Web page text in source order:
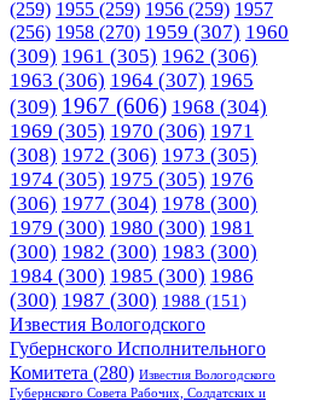
(259) 1955 (259) 1956 (259) 1957
(256) 1958 (270) 1959 (307) 1960
(309) 1961 (305) 1962 (306)
1963 (306) 1964 (307) 1965
(309) 1967 (606) 1968 (304)
1969 (305) 1970 (306) 1971
(308) 1972 (306) 1973 (305)
1974 (305) 1975 (305) 1976
(306) 1977 (304) 1978 (300)
1979 (300) 1980 (300) 1981
(300) 1982 (300) 1983 (300)
1984 (300) 1985 (300) 1986
(300) 1987 (300) 1988 (151)
Известия Вологодского
Губернского Исполнительного
Комитета (280) Известия Вологодского
Губернского Совета Рабочих, Солдатских и